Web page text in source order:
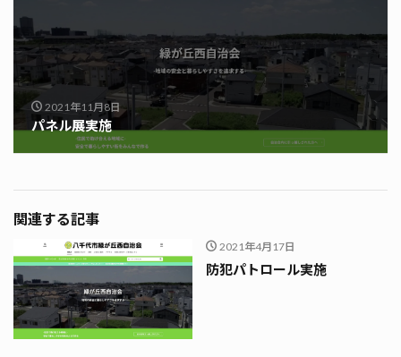
2021年11月8日
パネル展実施
関連する記事
2021年4月17日
防犯パトロール実施